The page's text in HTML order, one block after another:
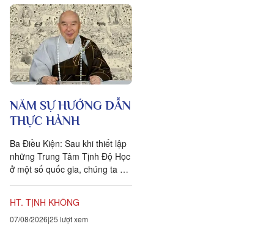
NĂM SỰ HƯỚNG DẪN
THỰC HÀNH
Ba Điều Kiện: Sau khi thiết lập
những Trung Tâm Tịnh Độ Học
ở một số quốc gia, chúng ta đặt
hành giả Tịnh...
HT. TỊNH KHÔNG
07/08/2026 25 lượt xem